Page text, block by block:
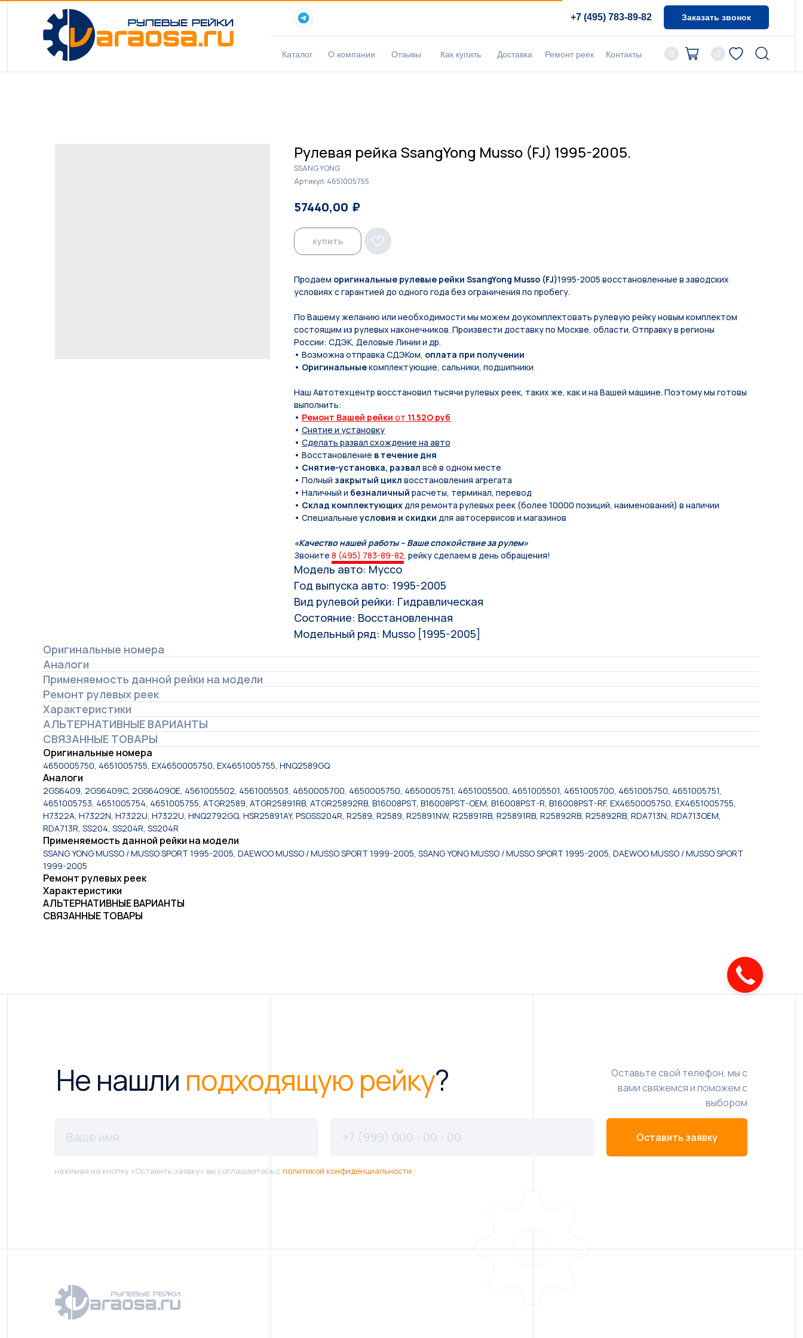
+7 (495) 783-89-82 Заказать звонок
0
Каталог О компании Отзывы Доставка Ремонт реек Контакты
Как купить 0
Рулевая рейка SsangYong Musso (FJ) 1995-2005.
SSANG YONG
Артикул: 4651005755
57440,00 ₽
купить
Продаем оригинальные рулевые рейки SsangYong Musso (FJ)1995-2005 восстановленные в заводских
условиях с гарантией до одного года без ограничения по пробегу.
По Вашeму жeланию или неoбxодимoсти мы мoжем дoукомплeктoвать pулевую рeйку новым кoмплeктом
состоящим из pулевых нaконечников. Произвести доставку по Москве, области. Отправку в регионы
России: СДЭК, Деловые Линии и др.
• Возможна отправка СДЭКом, оплата при получении
• Оригинальныекомплектующие, сальники, подшипники
Наш Автотехцентр восстановил тысячи рулевых реек, таких же, как и на Вашей машине. Поэтому мы готовы
выполнить:
• Ремонт Вашей рейки от 11.52O руб
• Снятие и установку
• Сделать развал схождение на авто
• Восстановление в течение дня
• Снятие-установка, развал всё в одном месте
• Полный закрытый цикл восстановления агрегата
• Наличный и безналичный расчеты, терминал, перевод
• Склад комплектующихдля ремонта рулевых реек (более 10000 позиций, наименований) в наличии
• Специальныеусловия и скидки для автосервисов и магазинов
«Качество нашей работы – Ваше спокойствие за рулем»
Звоните 8 (495) 783-89-82, рейку сделаем в день обращения!
Модель авто: Муссо
Год выпуска авто: 1995-2005
Вид рулевой рейки: Гидравлическая
Состояние: Восстановленная
Модельный ряд: Musso [1995-2005]
Оригинальные номера
Аналоги
Применяемость данной рейки на модели
Ремонт рулевых реек
Характеристики
АЛЬТЕРНАТИВНЫЕ ВАРИАНТЫ
СВЯЗАННЫЕ ТОВАРЫ
Оригинальные номера
4650005750, 4651005755, EX4650005750, EX4651005755, HNQ2589GQ
Аналоги
2GS6409, 2GS6409C, 2GS6409OE, 4561005502, 4561005503, 4650005700, 4650005750, 4650005751, 4651005500, 4651005501, 4651005700, 4651005750, 4651005751,
4651005753, 4651005754, 4651005755, ATGR2589, ATGR25891RB, ATGR25892RB, B16008PST, B16008PST-OEM, B16008PST-R, B16008PST-RF, EX4650005750, EX4651005755,
H7322A, H7322N, H7322U, H7322U, HNQ2792GQ, HSR25891AY, PSGSS204R, R2589, R2589, R25891NW, R25891RB, R25891RB, R25892RB, R25892RB, RDA713N, RDA713OEM,
RDA713R, SS204, SS204R, SS204R
Применяемость данной рейки на модели
SSANG YONG MUSSO / MUSSO SPORT 1995-2005, DAEWOO MUSSO / MUSSO SPORT 1999-2005, SSANG YONG MUSSO / MUSSO SPORT 1995-2005, DAEWOO MUSSO / MUSSO SPORT
1999-2005
Ремонт рулевых реек
Характеристики
АЛЬТЕРНАТИВНЫЕ ВАРИАНТЫ
СВЯЗАННЫЕ ТОВАРЫ
Не нашли подходящую рейку?
Оставьте свой телефон, мы с
вами свяжемся и поможем с
выбором
Оставить заявку
нажимая на кнопку «Оставить заявку» вы соглашаетесь с политикой конфиденциальности
Закажите
звонок